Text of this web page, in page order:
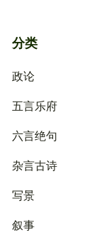
分类
政论
五言乐府
六言绝句
杂言古诗
写景
叙事